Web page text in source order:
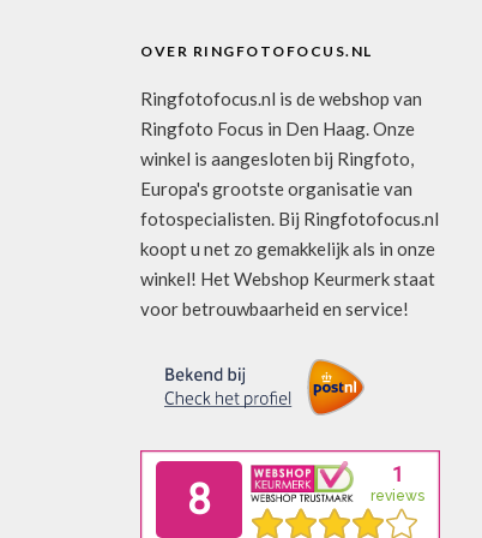
OVER RINGFOTOFOCUS.NL
Ringfotofocus.nl is de webshop van
Ringfoto Focus in Den Haag. Onze
winkel is aangesloten bij Ringfoto,
Europa's grootste organisatie van
fotospecialisten. Bij Ringfotofocus.nl
koopt u net zo gemakkelijk als in onze
winkel! Het Webshop Keurmerk staat
voor betrouwbaarheid en service!